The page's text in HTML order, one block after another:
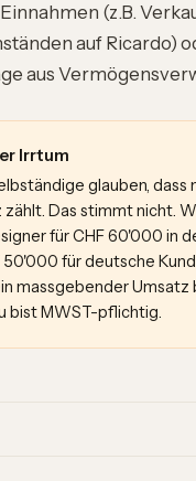
(z.B.
auf Ricardo)
aus
Irrtum
glauben, dass
zählt. Das stimmt nicht.
für CHF 60'000 in
50'000 für deutsche
massgebender Umsatz
bist MWST-pflichtig.